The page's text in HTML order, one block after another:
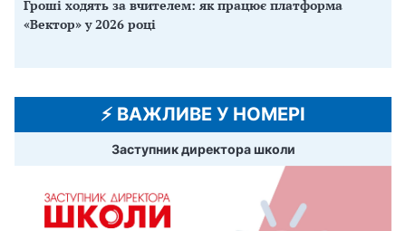
Гроші ходять за вчителем: як працює платформа
«Вектор» у 2026 році
⚡️ ВАЖЛИВЕ У НОМЕРІ
Заступник директора школи